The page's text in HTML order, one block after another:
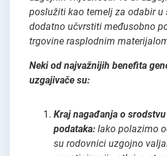
poslužiti kao temelj za odabir u
dodatno učvrstiti međusobno
trgovine rasplodnim
Neki od najvažnijih benefita
uzgajivače su:
Kraj nagađanja o
podataka: Iako polazimo
su rodovnici uzgojno